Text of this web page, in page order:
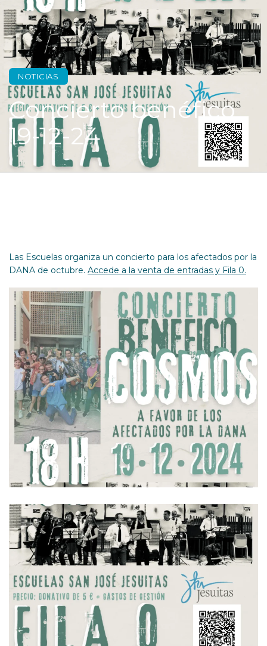
NOTICIAS
Concierto benéfico
19-12-24
Las Escuelas organiza un concierto para los afectados por la
DANA de octubre. Accede a la venta de entradas y Fila 0.